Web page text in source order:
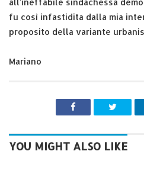
all'ineffabile sindachessa
fu così infastidita dalla mia
proposito della variante
Mariano
YOU MIGHT ALSO LIKE